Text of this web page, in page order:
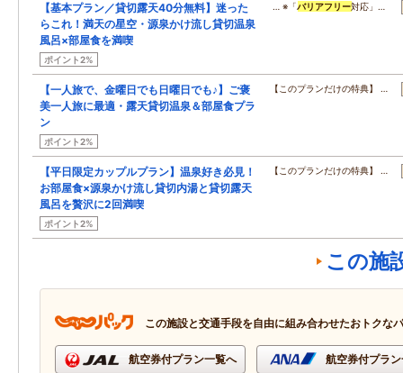
【基本プラン／貸切露天40分無料】迷った
らこれ！満天の星空・源泉かけ流し貸切温泉
風呂×部屋食を満喫
ポイント2%
… ※「バリアフリー対応」…
【一人旅で、金曜日でも日曜日でも♪】ご褒
美一人旅に最適・露天貸切温泉＆部屋食プラ
ン
ポイント2%
【このプランだけの特典】 …
【平日限定カップルプラン】温泉好き必見！
お部屋食×源泉かけ流し貸切内湯と貸切露天
風呂を贅沢に2回満喫
ポイント2%
【このプランだけの特典】 …
この施
この施設と交通手段を自由に組み合わせたおトクな
航空券付プラン一覧へ 航空券付プラ